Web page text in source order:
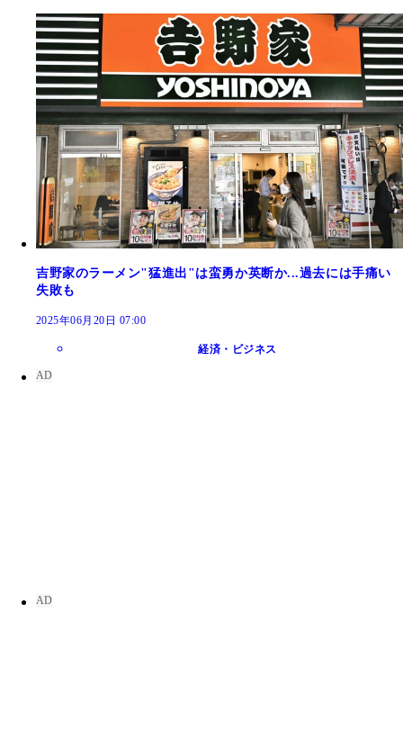
吉野家のラーメン"猛進出"は蛮勇か英断か...過去には手痛い
失敗も
2025年06月20日 07:00
経済・ビジネス